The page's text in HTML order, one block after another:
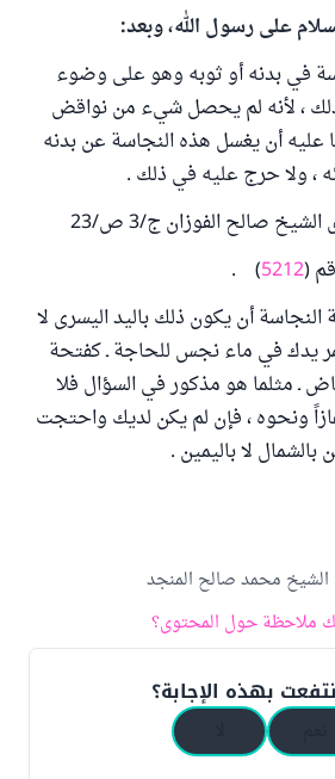
على رسول الله، وبعد:
في بدنه أو ثوبه وهو على وضوء
، لأنه لم يحصل شيء من نواقض
عليه أن يغسل هذه النجاسة عن بدنه
، ولا حرج عليه في ذلك .
صالح الفوزان ج/3 ص/23
(
5212
) .
النجاسة أن يكون ذلك باليد اليسرى لا
يدك في ماء نجس للحاجة ـ كفتحة
ـ مثلما هو مذكور في السؤال فلا
ونحوه ، فإن لم يكن لديك واحتجت
لا باليمين .
الشيخ محمد صالح المنجد
ملاحظة حول المحتوى؟
بهذه الإجابة؟